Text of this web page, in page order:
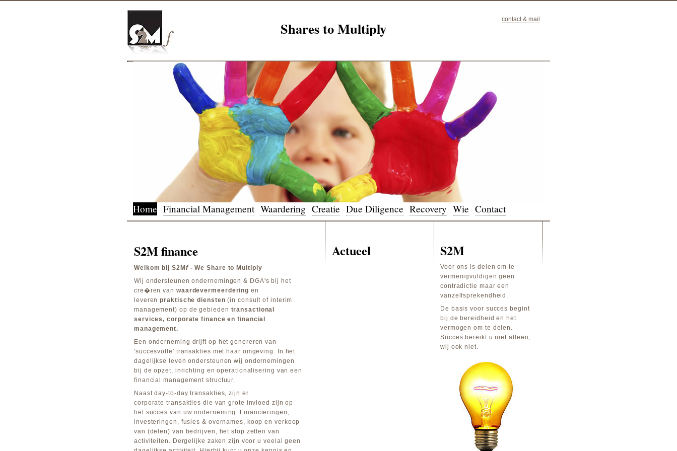
Shares to Multiply contact & mail
Home Financial Management Waardering Creatie Due Diligence Recovery Wie Contact
S2M finance
Welkom bij S2M f- We Share to Multiply
Wij ondersteunen ondernemingen & DGA's bij het
cre�ren van waardevermeerdering en
leverenpraktische diensten (in consult of interim
management) op de gebieden transactional
services, corporate finance en financial
management.
Een onderneming drijft op het genereren van
'succesvolle' transakties met haar omgeving. In het
dagelijkse leven ondersteunen wij ondernemingen
bij de opzet, inrichting en operationalisering van een
financial management structuur.
Naast day-to-day transakties, zijn er
corporate transakties die van grote invloed zijn op
het succes van uw onderneming. Financieringen,
investeringen, fusies & overnames, koop en verkoop
van (delen) van bedrijven, het stop zetten van
activiteiten. Dergelijke zaken zijn voor u veelal geen
Actueel S2M
Voor ons is delen om te
vermenigvuldigen geen
contradictie maar een
vanzelfsprekendheid.
De basis voor succes begint
bij de bereidheid en het
vermogen om te delen.
Succes bereikt u niet alleen,
wij ook niet.